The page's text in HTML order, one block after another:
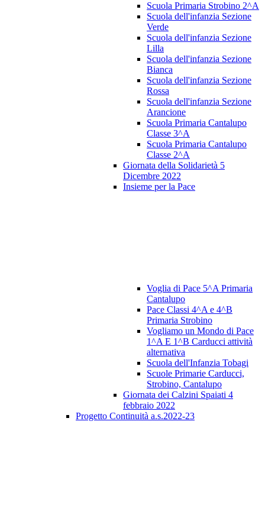
Scuola Primaria Strobino 2^A
Scuola dell'infanzia Sezione
Verde
Scuola dell'infanzia Sezione
Lilla
Scuola dell'infanzia Sezione
Bianca
Scuola dell'infanzia Sezione
Rossa
Scuola dell'infanzia Sezione
Arancione
Scuola Primaria Cantalupo
Classe 3^A
Scuola Primaria Cantalupo
Classe 2^A
Giornata della Solidarietà 5
Dicembre 2022
Insieme per la Pace
Voglia di Pace 5^A Primaria
Cantalupo
Pace Classi 4^A e 4^B
Primaria Strobino
Vogliamo un Mondo di Pace
1^A E 1^B Carducci attività
alternativa
Scuola dell'Infanzia Tobagi
Scuole Primarie Carducci,
Strobino, Cantalupo
Giornata dei Calzini Spaiati 4
febbraio 2022
Progetto Continuità a.s.2022-23